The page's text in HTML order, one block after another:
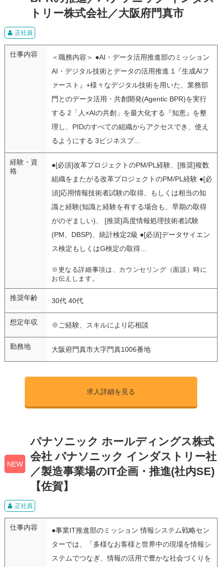
トリー株式会社／大阪府門真市
正社員
仕事内容
＜職務内容＞ ●AI・データ活用推進部のミッション
AI・デジタル技術とデータの活用推進 1『生成AIフ
ァースト』+様々なデジタル技術を用いた、業務部
門とのデータ活用・共創開発(Agentic BPR)を実行
する 2「人×AIの共創」を最大化する『知恵』を整
理し、PIDのすべての組織からアクセスでき、使え
るようにする 3ビジネスプ...
経験・資
格
●[必須]改革プロジェクトのPM/PL経験、[推奨]複数
組織をまたがる改革プロジェクトのPM/PL経験 ●[必
須]応用情報技術者試験の取得、もしくは相当の知
識と経験(知識と経験を有する場合も、早期の取得
がのぞましい)、 [推奨]高度情報処理技術者試験
(PM、DBSP)、統計検定2級 ●[必須]データサイエン
ス検定もしくはG検定の取得...
※更なる詳細事項は、カウンセリング（面談）時に
お伝えします。
推奨年齢 30代 40代
想定年収 ※ご経験、スキルにより応相談
勤務地 大阪府門真市大字門真1006番地
求人詳細を見る
NEW
パナソニック ホールディングス株式
会社 パナソニック インダストリー社
／製造事業場のIT企画・推進(社内SE)
【佐賀】
正社員
仕事内容
●事業IT推進部のミッション 情報システム戦略セン
ターでは、「多様なお客様と世界中の現場を情報シ
ステムでつなぎ、情報の活用で豊かな社会づくりを